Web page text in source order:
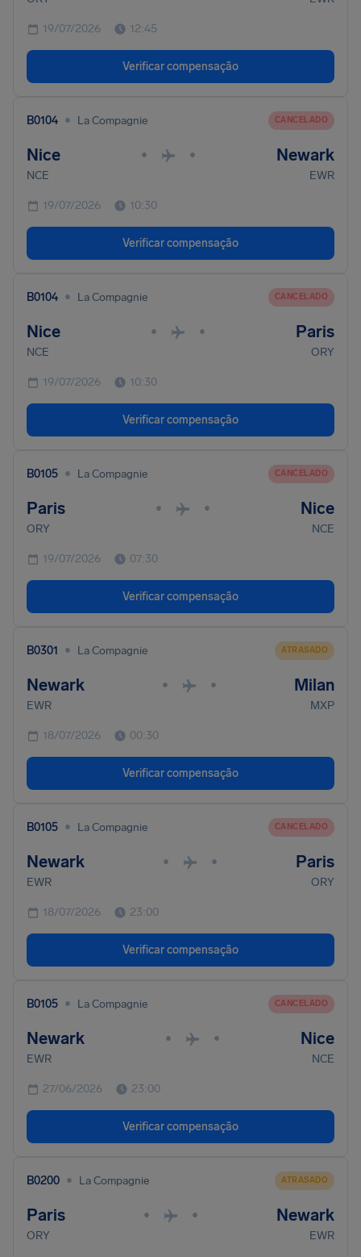
19/07/2026 12:45
Verificar compensação
B0104 • La Compagnie CANCELADO
Nice • • Newark
NCE EWR
19/07/2026 10:30
Verificar compensação
B0104 • La Compagnie CANCELADO
Nice • • Paris
NCE ORY
19/07/2026 10:30
Verificar compensação
B0105 • La Compagnie CANCELADO
Paris • • Nice
ORY NCE
19/07/2026 07:30
Verificar compensação
B0301 • La Compagnie ATRASADO
Newark • • Milan
EWR MXP
18/07/2026 00:30
Verificar compensação
B0105 • La Compagnie CANCELADO
Newark • • Paris
EWR ORY
18/07/2026 23:00
Verificar compensação
B0105 • La Compagnie CANCELADO
Newark • • Nice
EWR NCE
27/06/2026 23:00
Verificar compensação
B0200 • La Compagnie ATRASADO
Paris • • Newark
ORY EWR